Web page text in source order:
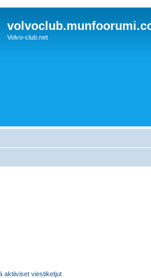
Volvo-club.net
aktiiviset viestiketjut